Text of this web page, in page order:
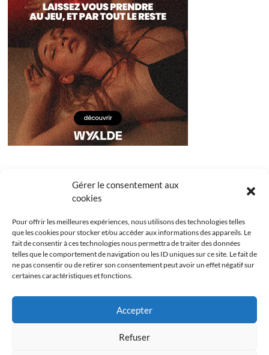
Gérer le consentement aux
cookies
Pour offrir les meilleures expériences, nous utilisons des technologies telles
que les cookies pour stocker et/ou accéder aux informations des appareils. Le
fait de consentir à ces technologies nous permettra de traiter des données
telles que le comportement de navigation ou les ID uniques sur ce site. Le fait de
ne pas consentir ou de retirer son consentement peut avoir un effet négatif sur
certaines caractéristiques et fonctions.
Accepter
Refuser
Politique de cookies (UE)